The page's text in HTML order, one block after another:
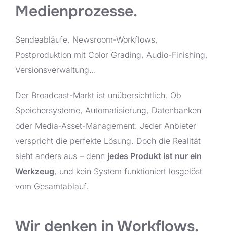
Medienprozesse.
Sendeabläufe, Newsroom-Workflows,
Postproduktion mit Color Grading, Audio-Finishing,
Versionsverwaltung…
Der Broadcast-Markt ist unübersichtlich. Ob
Speichersysteme, Automatisierung, Datenbanken
oder Media-Asset-Management: Jeder Anbieter
verspricht die perfekte Lösung. Doch die Realität
sieht anders aus – denn jedes Produkt ist nur ein
Werkzeug, und kein System funktioniert losgelöst
vom Gesamtablauf.
Wir denken in Workflows.